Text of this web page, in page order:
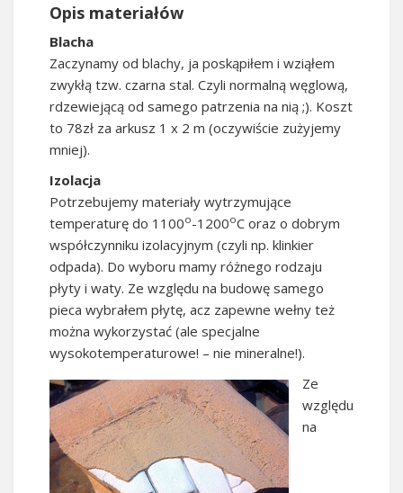
Opis materiałów
Blacha
Zaczynamy od blachy, ja poskąpiłem i wziąłem
zwykłą tzw. czarna stal. Czyli normalną węglową,
rdzewiejącą od samego patrzenia na nią ;). Koszt
to 78zł za arkusz 1 x 2 m (oczywiście zużyjemy
mniej).
Izolacja
Potrzebujemy materiały wytrzymujące
temperaturę do 1100o-1200oC oraz o dobrym
współczynniku izolacyjnym (czyli np. klinkier
odpada). Do wyboru mamy różnego rodzaju
płyty i waty. Ze względu na budowę samego
pieca wybrałem płytę, acz zapewne wełny też
można wykorzystać (ale specjalne
wysokotemperaturowe! – nie mineralne!).
Ze
względu
na